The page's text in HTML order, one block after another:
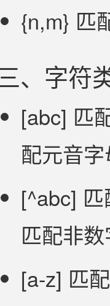
{n,m} 匹
、字符
[abc] 匹
配元音
[^abc]
匹配非
[a-z] 匹